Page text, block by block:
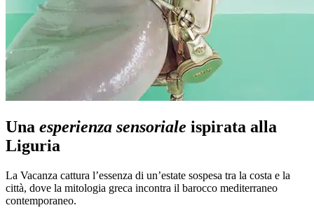
Una esperienza sensoriale ispirata alla
Liguria
La Vacanza cattura l’essenza di un’estate sospesa tra la costa e la
città, dove la mitologia greca incontra il barocco mediterraneo
contemporaneo.